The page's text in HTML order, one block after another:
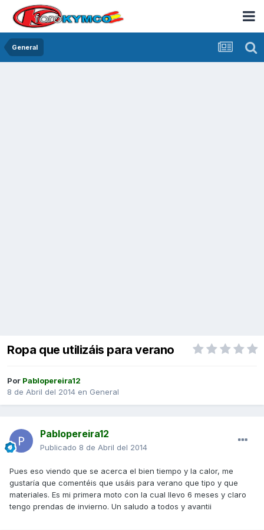
General
Ropa que utilizáis para verano
Por Pablopereira12
8 de Abril del 2014 en General
Pablopereira12
Publicado 8 de Abril del 2014
Pues eso viendo que se acerca el bien tiempo y la calor, me
gustaría que comentéis que usáis para verano que tipo y que
materiales. Es mi primera moto con la cual llevo 6 meses y claro
tengo prendas de invierno. Un saludo a todos y avantii